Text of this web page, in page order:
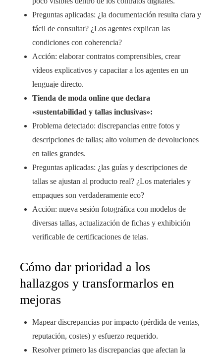
Preguntas aplicadas: ¿la documentación resulta clara y
fácil de consultar? ¿Los agentes explican las
condiciones con coherencia?
Acción: elaborar contratos comprensibles, crear
vídeos explicativos y capacitar a los agentes en un
lenguaje directo.
Tienda de moda online que declara
«sustentabilidad y tallas inclusivas»:
Problema detectado: discrepancias entre fotos y
descripciones de tallas; alto volumen de devoluciones
en talles grandes.
Preguntas aplicadas: ¿las guías y descripciones de
tallas se ajustan al producto real? ¿Los materiales y
empaques son verdaderamente eco?
Acción: nueva sesión fotográfica con modelos de
diversas tallas, actualización de fichas y exhibición
verificable de certificaciones de telas.
Cómo dar prioridad a los
hallazgos y transformarlos en
mejoras
Mapear discrepancias por impacto (pérdida de ventas,
reputación, costes) y esfuerzo requerido.
Resolver primero las discrepancias que afectan la